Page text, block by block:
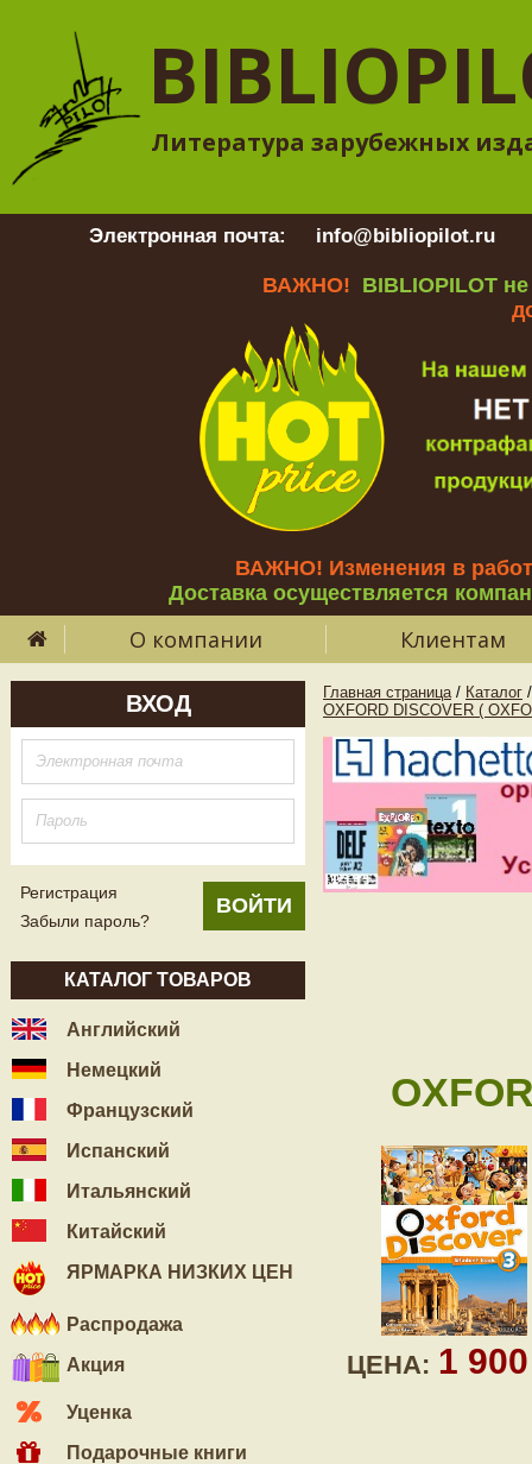
Литература зарубежных
Электронная почта: info@bibliopilot.ru
ВАЖНО! BIBLIOPILOT
ВАЖНО! Изменения в
Доставка осуществляется
О компании Клиентам
ВХОД
Регистрация
Забыли пароль?
КАТАЛОГ ТОВАРОВ
Английский
Немецкий
Французский
Испанский
Итальянский
Китайский
ЯРМАРКА НИЗКИХ ЦЕН
Распродажа
Акция
Уценка
Подарочные книги
Главная страница / Каталог /
OXFORD DISCOVER (
ЦЕНА: 1